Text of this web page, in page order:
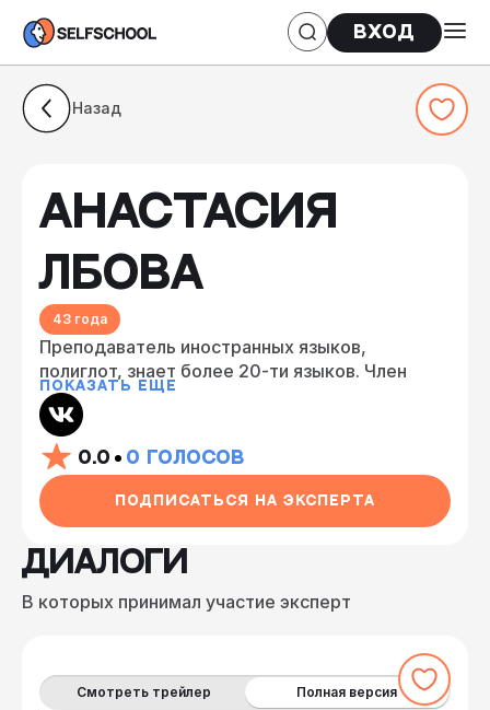
Вход
Назад
АНАСТАСИЯ
ЛБОВА
43 года
Преподаватель иностранных языков,
полиглот, знает более 20-ти языков. Член
Международной ассоциации
Гиперполиглотов, преподаватель 6
иностранных языков со стажем более 20 лет,
обладатель международных сертификатов по
иностранным языкам (DELE, CIPL, PTE).
ПОКАЗАТЬ ЕЩЕ
0.0 0 ГОЛОСОВ
ПОДПИСАТЬСЯ НА ЭКСПЕРТА
ДИАЛОГИ
В которых принимал участие эксперт
Смотреть трейлер Полная версия